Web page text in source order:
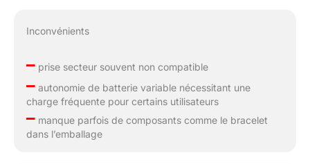
Inconvénients
–prise secteur souvent non compatible
–autonomie de batterie variable nécessitant une
charge fréquente pour certains utilisateurs
–manque parfois de composants comme le bracelet
dans l’emballage